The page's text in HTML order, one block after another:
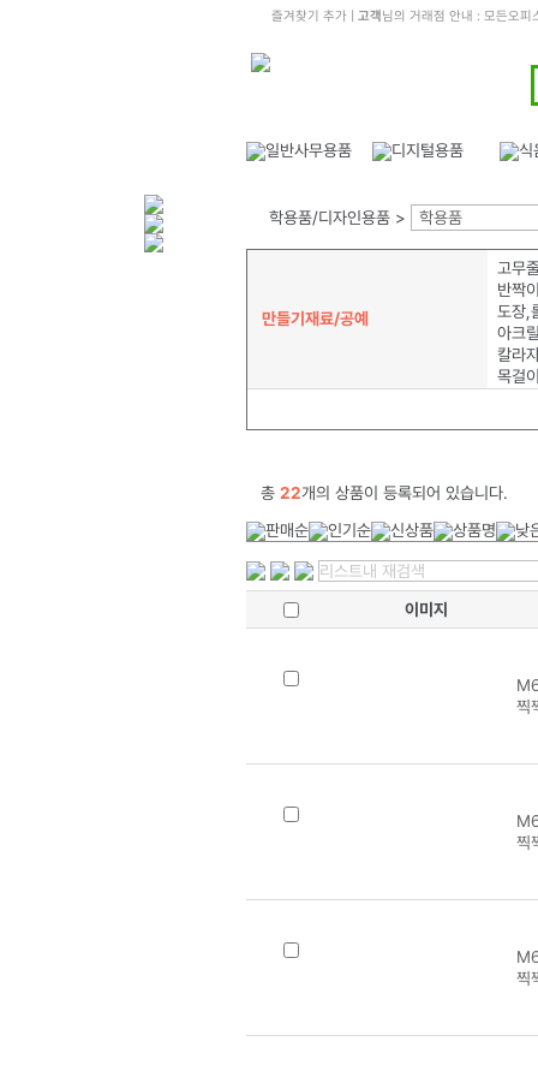
즐겨찾기 추가| 고객님의 거래점 안내 : 모든오피
학용품/디자인용품 > 학용품
만들기재료/공예
고무
반짝
도장,
아크
칼라
목걸
총 22개의 상품이 등록되어 있습니다.
이미지
찍
찍
찍